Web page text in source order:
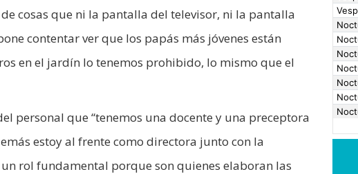
cosas que ni la pantalla del televisor, ni la pantalla
contentar ver que los papás más jóvenes están
en el jardín lo tenemos prohibido, lo mismo que el
personal que “tenemos una docente y una preceptora
estoy al frente como directora junto con la
rol fundamental porque son quienes elaboran las